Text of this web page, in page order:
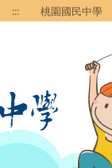
::: 桃園國民中學